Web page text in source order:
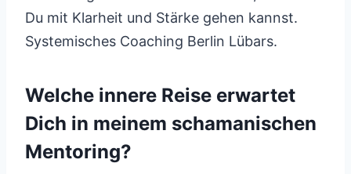
Du mit Klarheit und Stärke gehen kannst.
Systemisches Coaching Berlin Lübars.
Welche innere Reise erwartet
Dich in meinem schamanischen
Mentoring?